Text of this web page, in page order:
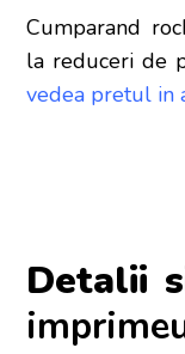
Cumparand
la reduceri de
vedea pretul in
Detalii